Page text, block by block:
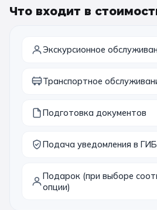
9 класс
География Ещё 7
🏛️ МУЗЕИ
Что входит в
Экскурсионное
Транспортное
Подготовка документов
Подача уведомления в
Подарок (при выборе
опции)